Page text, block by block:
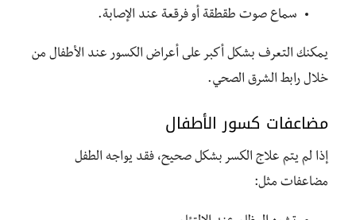
سماع صوت طقطقة أو فرقعة عند الإصابة.
يمكنك التعرف بشكل أكبر على أعراض الكسور عند الأطفال من
خلال رابط الشرق الصحي.
مضاعفات كسور الأطفال
إذا لم يتم علاج الكسر بشكل صحيح، فقد يواجه الطفل
مضاعفات مثل: